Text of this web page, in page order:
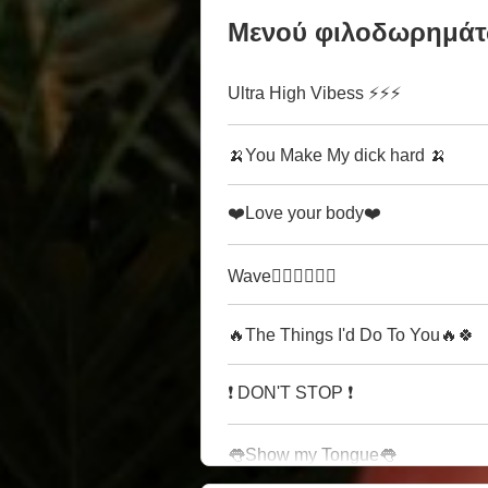
Μενού
Ultra High Vibess ⚡⚡⚡
🍌You Make My dick hard 🍌
❤️Love your body❤️
Wave🏄🏼‍♀️🏄🏼‍♀️
🔥The Things I'd Do To You🔥🍀
❗️ DON'T STOP ❗️
👅Show my Tongue👅